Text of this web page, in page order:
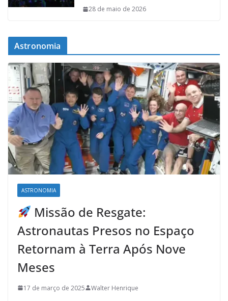
28 de maio de 2026
Astronomia
ASTRONOMIA
Missão de Resgate:
Astronautas Presos no Espaço
Retornam à Terra Após Nove
Meses
17 de março de 2025 Walter Henrique